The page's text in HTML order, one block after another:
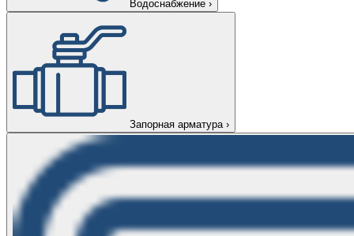
Водоснабжение ›
Запорная арматура ›